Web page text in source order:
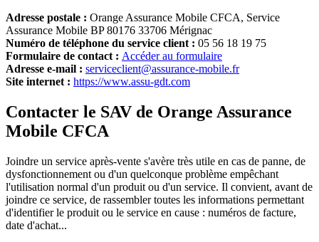
Adresse postale : Orange Assurance Mobile CFCA, Service
Assurance Mobile BP 80176 33706 Mérignac
Numéro de téléphone du service client : 05 56 18 19 75
Formulaire de contact : Accéder au formulaire
Adresse e-mail : serviceclient@assurance-mobile.fr
Site internet : https://www.assu-gdt.com
Contacter le SAV de Orange Assurance
Mobile CFCA
Joindre un service après-vente s'avère très utile en cas de panne, de
dysfonctionnement ou d'un quelconque problème empêchant
l'utilisation normal d'un produit ou d'un service. Il convient, avant de
joindre ce service, de rassembler toutes les informations permettant
d'identifier le produit ou le service en cause : numéros de facture,
date d'achat...